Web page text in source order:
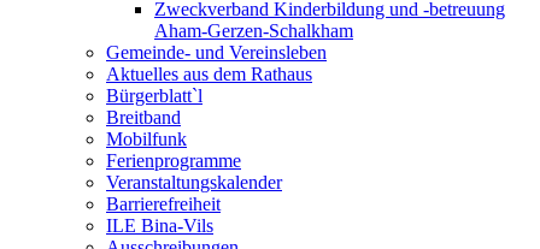
Zweckverband Kinderbildung und -betreuung
Aham-Gerzen-Schalkham
Gemeinde- und Vereinsleben
Aktuelles aus dem Rathaus
Bürgerblatt`l
Breitband
Mobilfunk
Ferienprogramme
Veranstaltungskalender
Barrierefreiheit
ILE Bina-Vils